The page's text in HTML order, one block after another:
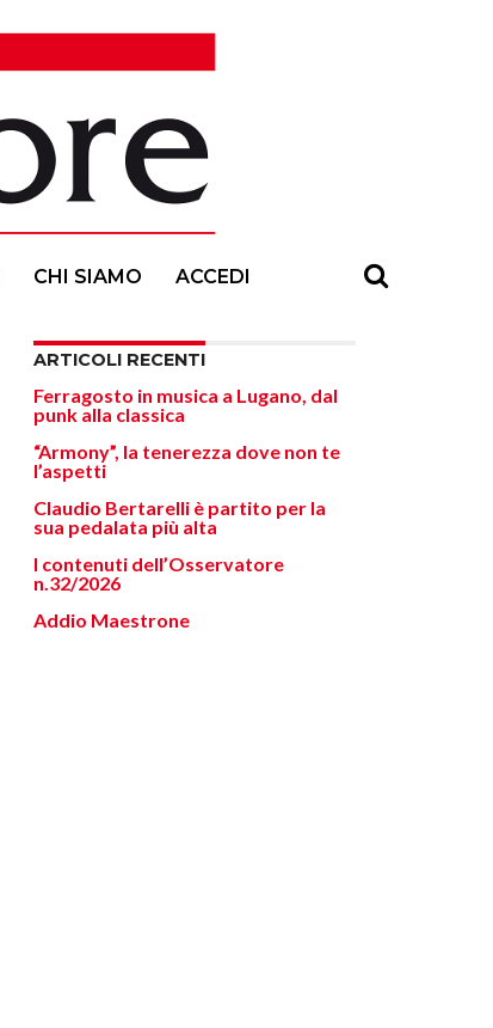
CHI SIAMO ACCEDI
ARTICOLI RECENTI
Ferragosto in musica a Lugano, dal
punk alla classica
“Armony”, la tenerezza dove non te
l’aspetti
Claudio Bertarelli è partito per la
sua pedalata più alta
I contenuti dell’Osservatore
n.32/2026
Addio Maestrone